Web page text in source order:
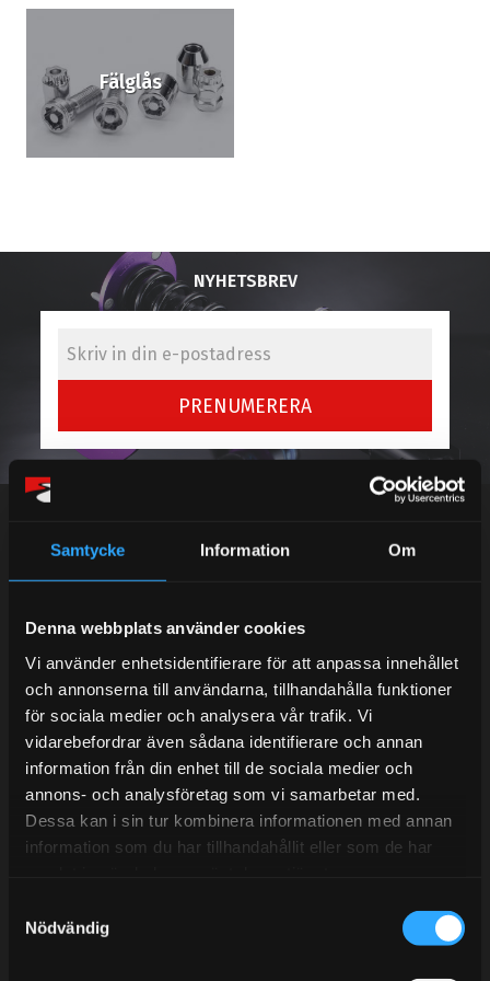
Samtycke Information Om
Denna webbplats använder cookies
Vi använder enhetsidentifierare för att anpassa innehållet
och annonserna till användarna, tillhandahålla funktioner
för sociala medier och analysera vår trafik. Vi
vidarebefordrar även sådana identifierare och annan
information från din enhet till de sociala medier och
annons- och analysföretag som vi samarbetar med.
Dessa kan i sin tur kombinera informationen med annan
information som du har tillhandahållit eller som de har
Nödvändig
Fälglås
NYHETSBREV
PRENUMERERA
Semestertider.
Under V.27 - V.33 nås vi enbart på mejl. Ordrar skickas
under sommaren men med viss fördröjning. 2/7 -9/7 är
det helt stängt.
Mån-Tors: 10:30-15:00
Lunchstängt 12:00-13:00
Tel:031- 51 66 60